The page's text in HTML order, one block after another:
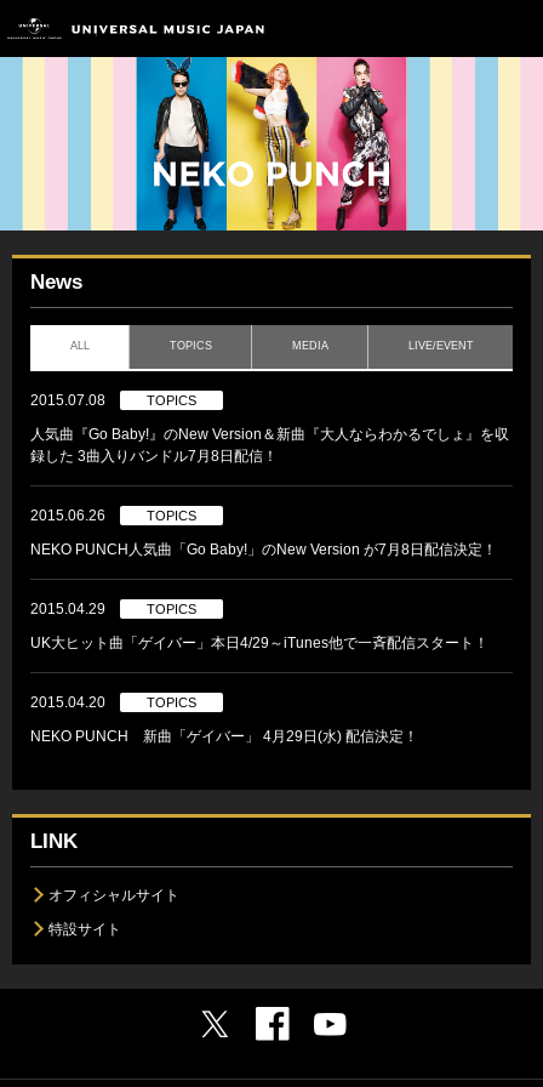
News
ALL TOPICS MEDIA LIVE/EVENT
2015.07.08 TOPICS
人気曲『Go Baby!』のNew Version＆新曲『大人ならわかるでしょ』を収
録した 3曲入りバンドル7月8日配信！
2015.06.26 TOPICS
NEKO PUNCH人気曲「Go Baby!」のNew Version が7月8日配信決定！
2015.04.29 TOPICS
UK大ヒット曲「ゲイバー」本日4/29～iTunes他で一斉配信スタート！
2015.04.20 TOPICS
NEKO PUNCH 新曲「ゲイバー」 4月29日(水) 配信決定！
LINK
オフィシャルサイト
特設サイト